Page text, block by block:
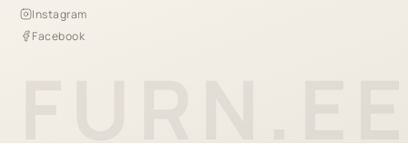
Instagram
Facebook